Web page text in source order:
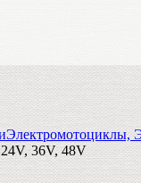
Электромотоциклы,
36V, 48V